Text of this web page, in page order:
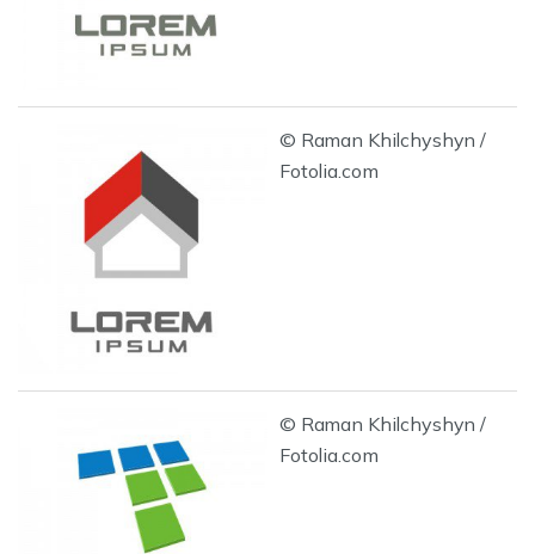
© Raman Khilchyshyn /
Fotolia.com
© Raman Khilchyshyn /
Fotolia.com